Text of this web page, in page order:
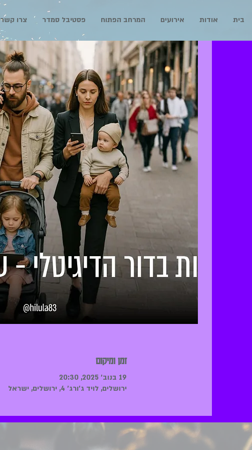
צרו קשר פסטיבל סמדר המרחב הפתוח אירועים אודות בית
זמן ומיקום
19 בנוב׳ 2025, 20:30
ירושלים, לויד ג'ורג' 4, ירושלים, ישראל